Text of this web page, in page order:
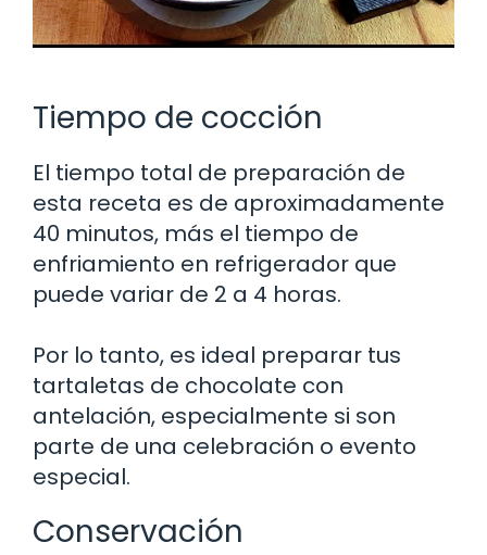
Tiempo de cocción
El tiempo total de preparación de
esta receta es de aproximadamente
40 minutos, más el tiempo de
enfriamiento en refrigerador que
puede variar de 2 a 4 horas.
Por lo tanto, es ideal preparar tus
tartaletas de chocolate con
antelación, especialmente si son
parte de una celebración o evento
especial.
Conservación